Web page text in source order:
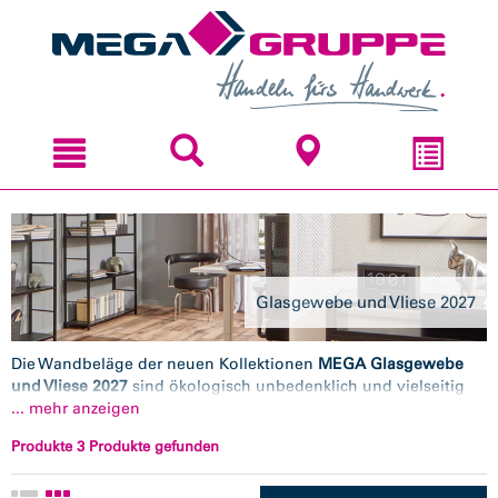
Glasgewebe und Vliese 2027
Die Wandbeläge der neuen Kollektionen MEGA Glasgewebe
und Vliese 2027 sind ökologisch unbedenklich und vielseitig
einsetzbar. Darüber hinaus sind viele Produkte frei von PVC,
Substanzen, die bei der Entsorgung Umwelt oder
gesundheitsgefährdend sind. Die Wandbeläge sind äußerst
... mehr anzeigen
Produkte 3 Produkte gefunden